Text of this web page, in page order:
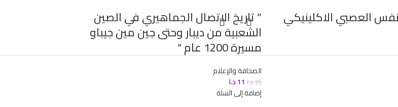
العصبي الاكلينيكي ” تاريخ الاتصال الجماهيري في الصين
الشعبية من ديبار وحتى جين مين جيباو
مسيرة 1200 عام “
الصحافة والإعلام
35د.ا 11د.ا
إضافة إلى السلة